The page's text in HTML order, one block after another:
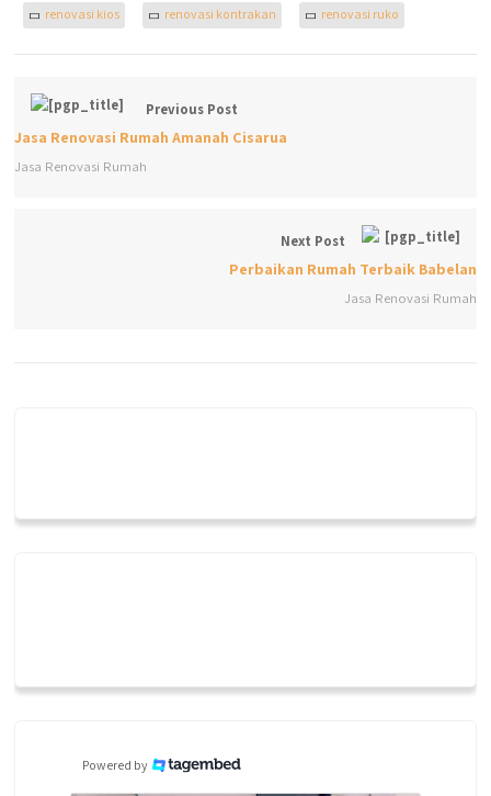
renovasi kios renovasi kontrakan renovasi ruko
Previous Post
Jasa Renovasi Rumah Amanah Cisarua
Jasa Renovasi Rumah
Next Post
Perbaikan Rumah Terbaik Babelan
Jasa Renovasi Rumah
Powered by